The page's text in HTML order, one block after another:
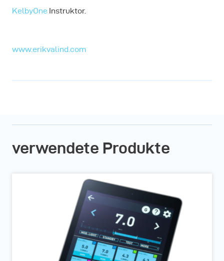
KelbyOne Instruktor.
www.erikvalind.com
verwendete Produkte